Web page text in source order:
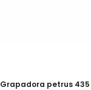
Grapadora petrus